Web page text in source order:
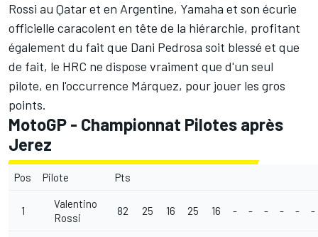
Rossi au Qatar et en Argentine, Yamaha et son écurie
officielle caracolent en tête de la hiérarchie, profitant
également du fait que Dani Pedrosa soit blessé et que
de fait, le HRC ne dispose vraiment que d'un seul
pilote, en l'occurrence Márquez, pour jouer les gros
points.
MotoGP - Championnat Pilotes après
Jerez
Pos Pilote Pts
1
Valentino
Rossi
82 25 16 25 16 - - - - - -